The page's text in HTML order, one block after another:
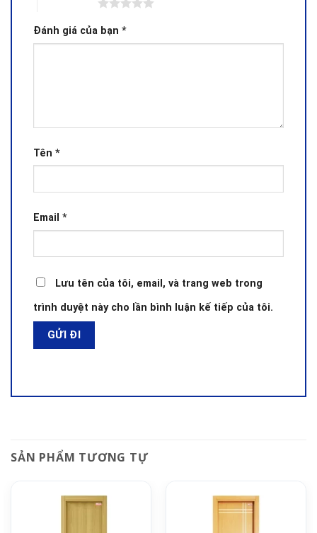
Đánh giá của bạn *
Tên *
Email *
Lưu tên của tôi, email, và trang web trong
trình duyệt này cho lần bình luận kế tiếp của tôi.
SẢN PHẨM TƯƠNG TỰ